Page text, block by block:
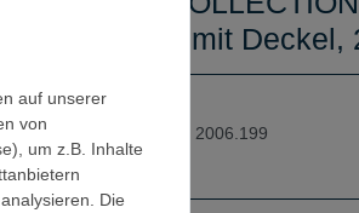
Auflaufform mit Deckel,
Hersteller
Artikel Nr.:
2006.199
auf unserer
von
um z.B. Inhalte
Die